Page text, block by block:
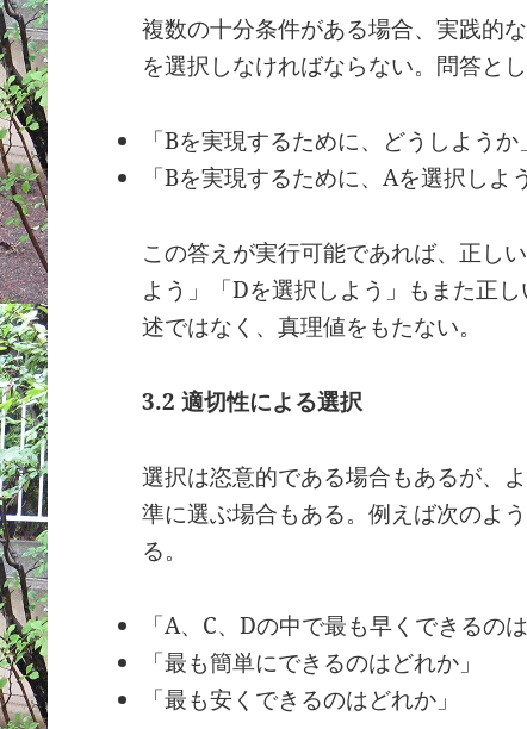
複数の十分条件がある場合、実践的
を選択しなければならない。問答と
「Bを実現するために、どうしようか」
「Bを実現するために、Aを選択しよ
この答えが実行可能であれば、正し
よう」「Dを選択しよう」もまた正
述ではなく、真理値をもたない。
3.2適切性による選択
選択は恣意的である場合もあるが、
準に選ぶ場合もある。例えば次のよ
る。
「A、C、Dの中で最も早くできるの
「最も簡単にできるのはどれか」
「最も安くできるのはどれか」